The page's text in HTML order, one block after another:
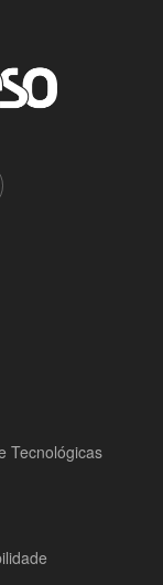
Tecnológicas